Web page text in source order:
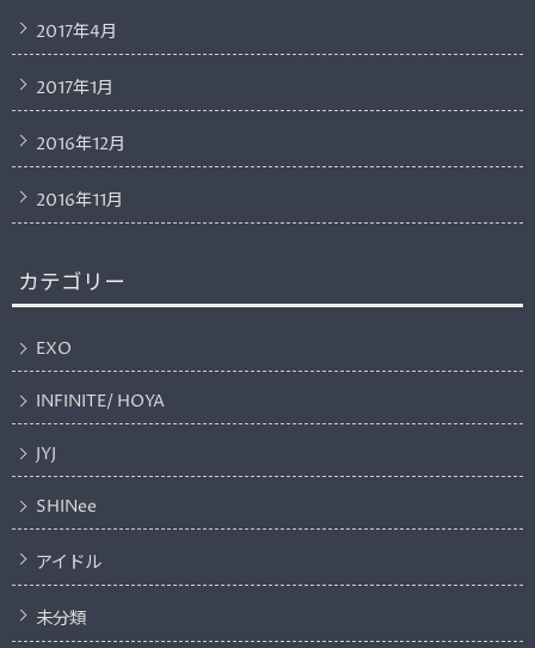
2017年4月
2017年1月
2016年12月
2016年11月
カテゴリー
EXO
INFINITE/ HOYA
JYJ
SHINee
アイドル
未分類